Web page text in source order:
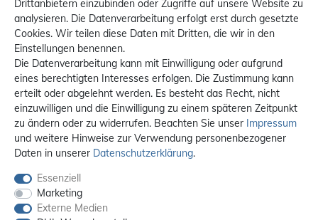
Drittanbietern einzubinden oder Zugriffe auf unsere Website zu
analysieren. Die Datenverarbeitung erfolgt erst durch gesetzte
Cookies. Wir teilen diese Daten mit Dritten, die wir in den
Einstellungen benennen.
Die Datenverarbeitung kann mit Einwilligung oder aufgrund
eines berechtigten Interesses erfolgen. Die Zustimmung kann
erteilt oder abgelehnt werden. Es besteht das Recht, nicht
einzuwilligen und die Einwilligung zu einem späteren Zeitpunkt
zu ändern oder zu widerrufen. Beachten Sie unser Impressum
und weitere Hinweise zur Verwendung personenbezogener
Daten in unserer Daten­schutz­erklärung.
Essenziell
Marketing
Externe Medien